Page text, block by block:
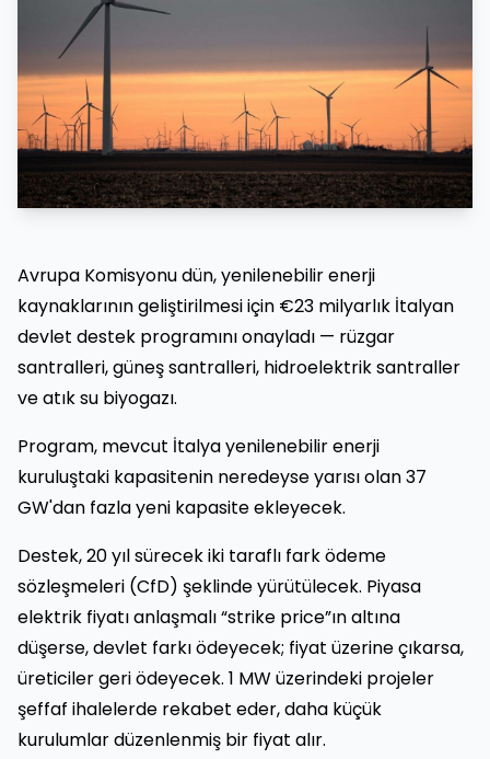
Avrupa Komisyonu dün, yenilenebilir enerji
kaynaklarının geliştirilmesi için €23 milyarlık İtalyan
devlet destek programını onayladı — rüzgar
santralleri, güneş santralleri, hidroelektrik santraller
ve atık su biyogazı.
Program, mevcut İtalya yenilenebilir enerji
kuruluştaki kapasitenin neredeyse yarısı olan 37
GW'dan fazla yeni kapasite ekleyecek.
Destek, 20 yıl sürecek iki taraflı fark ödeme
sözleşmeleri (CfD) şeklinde yürütülecek. Piyasa
elektrik fiyatı anlaşmalı “strike price”ın altına
düşerse, devlet farkı ödeyecek; fiyat üzerine çıkarsa,
üreticiler geri ödeyecek. 1 MW üzerindeki projeler
şeffaf ihalelerde rekabet eder, daha küçük
kurulumlar düzenlenmiş bir fiyat alır.